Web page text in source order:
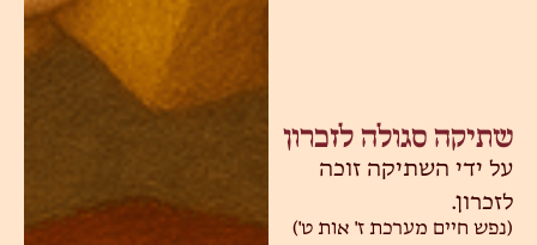
שתיקה סגולה לזכרון
על ידי השתיקה זוכה
לזכרון.
(נפש חיים מערכת ז' אות ט')